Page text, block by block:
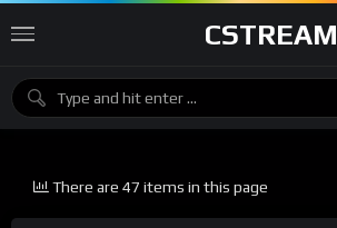
CSTREAM
There are 47 items in this page